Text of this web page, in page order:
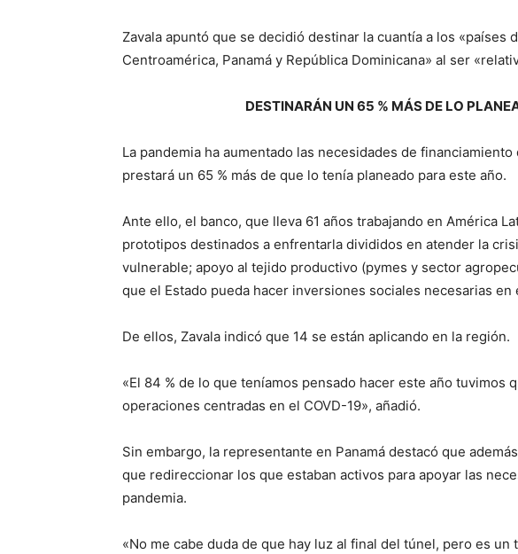
Zavala apuntó que se decidió destinar la cuantía a los «países
Centroamérica, Panamá y República Dominicana» al ser
DESTINARÁN UN 65 % MÁS DE LO
La pandemia ha aumentado las necesidades de
prestará un 65 % más de que lo tenía planeado para este año.
Ante ello, el banco, que lleva 61 años trabajando en América
prototipos destinados a enfrentarla divididos en atender la
vulnerable; apoyo al tejido productivo (pymes y sector
que el Estado pueda hacer inversiones sociales necesarias en
De ellos, Zavala indicó que 14 se están aplicando en la región.
«El 84 % de lo que teníamos pensado hacer este año tuvimos
operaciones centradas en el COVD-19», añadió.
Sin embargo, la representante en Panamá destacó que
que redireccionar los que estaban activos para apoyar las
pandemia.
«No me cabe duda de que hay luz al final del túnel, pero es un